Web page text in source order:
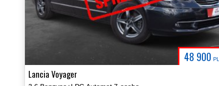
48 900
Lancia Voyager